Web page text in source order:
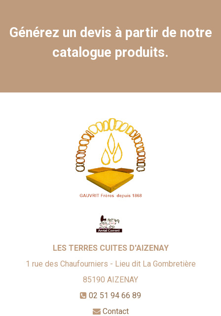
Générez un devis à partir de notre
catalogue produits.
LES TERRES CUITES D'AIZENAY
1 rue des Chaufourniers - Lieu dit La Gombretière
85190 AIZENAY
02 51 94 66 89
Contact